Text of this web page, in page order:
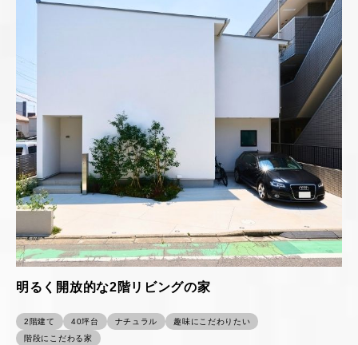
明るく開放的な2階リビングの家
2階建て 40坪台 ナチュラル
趣味にこだわりたい
階段にこだわる家